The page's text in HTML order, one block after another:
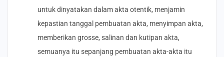
untuk dinyatakan dalam akta otentik, menjamin
kepastian tanggal pembuatan akta, menyimpan akta,
memberikan grosse, salinan dan kutipan akta,
semuanya itu sepanjang pembuatan akta-akta itu